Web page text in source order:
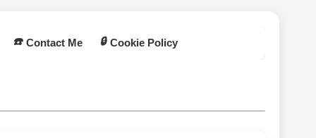
☎️ Contact Me 🔒 Cookie Policy